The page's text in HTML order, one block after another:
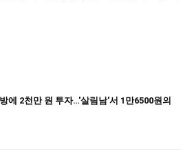
에 2천만 원 투자…'살림남'서 1만6500원의